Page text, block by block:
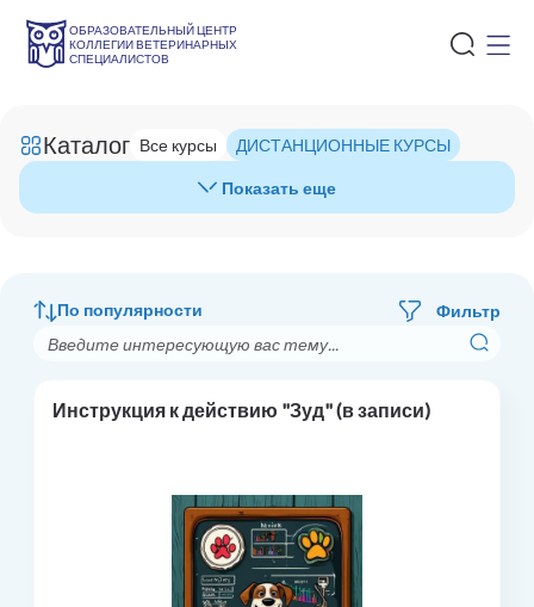
ОБРАЗОВАТЕЛЬНЫЙ ЦЕНТР
КОЛЛЕГИИ ВЕТЕРИНАРНЫХ
СПЕЦИАЛИСТОВ
Каталог Все курсы ДИСТАНЦИОННЫЕ КУРСЫ
Показать еще
По популярности Фильтр
Инструкция к действию "Зуд" (в записи)